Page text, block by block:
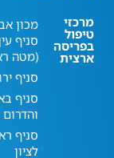
מרכזי
טיפול
בפריסה
ארצית
מכון
סניף
(מטה
סניף
סניף
והדרום
סניף
לציון